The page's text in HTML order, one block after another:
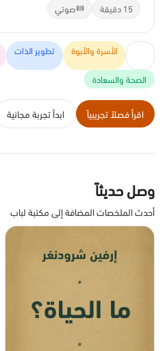
15 دقيقة صوتي
الأسرة والأبوة تطوير الذات
الصحة والسعادة
اقرأ فصلاً تجريبياً ابدأ تجربة مجانية
وصل حديثاً
أحدث الملخصات المضافة إلى مكتبة لباب